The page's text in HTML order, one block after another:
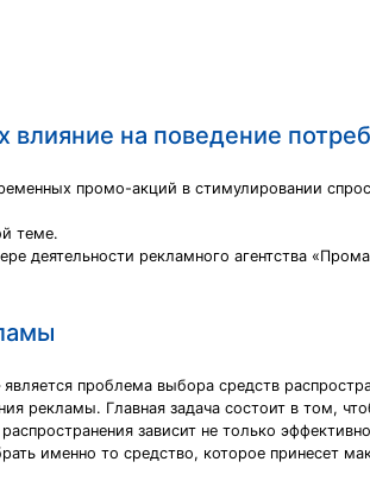
на поведение
промо-акций в стимулировании
теме.
деятельности рекламного агентства
проблема выбора средств
рекламы. Главная задача состоит в том,
зависит не только
именно то средство, которое принесет